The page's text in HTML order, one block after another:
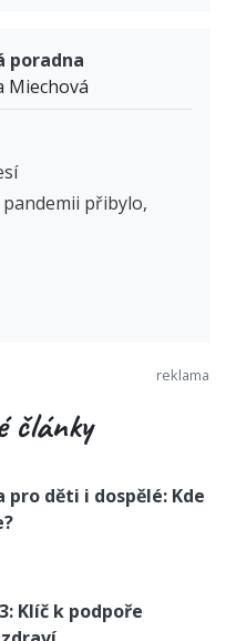
poradna
Miechová
přibylo,
články
pro děti i dospělé: Kde
Klíč k podpoře